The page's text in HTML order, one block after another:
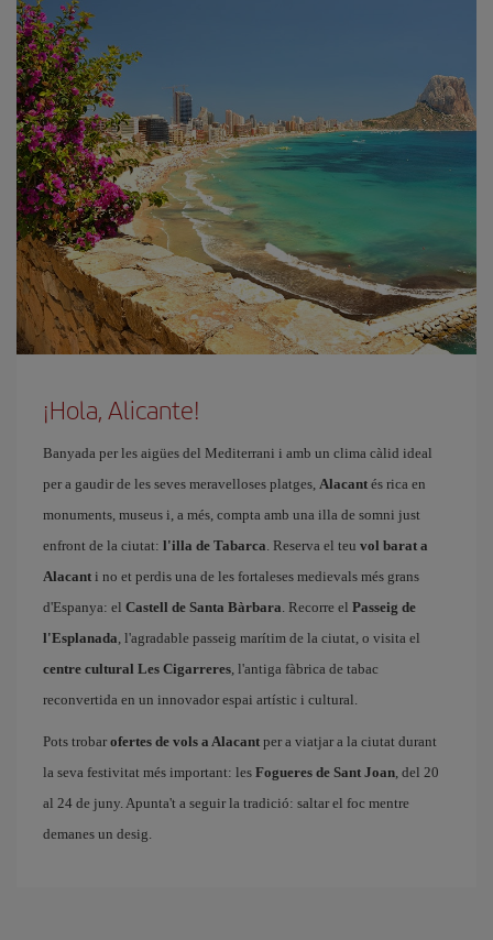
¡Hola, Alicante!
Banyada per les aigües del Mediterrani i amb un clima càlid ideal
per a gaudir de les seves meravelloses platges, Alacant és rica en
monuments, museus i, a més, compta amb una illa de somni just
enfront de la ciutat: l'illa de Tabarca. Reserva el teu vol barat a
Alacant i no et perdis una de les fortaleses medievals més grans
d'Espanya: el Castell de Santa Bàrbara. Recorre el Passeig de
l'Esplanada, l'agradable passeig marítim de la ciutat, o visita el
centre cultural Les Cigarreres, l'antiga fàbrica de tabac
reconvertida en un innovador espai artístic i cultural.
Pots trobar ofertes de vols a Alacant per a viatjar a la ciutat durant
la seva festivitat més important: les Fogueres de Sant Joan, del 20
al 24 de juny. Apunta't a seguir la tradició: saltar el foc mentre
demanes un desig.